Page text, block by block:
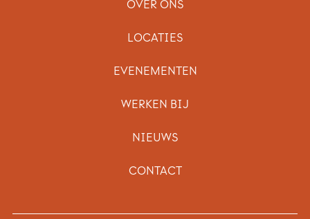
OVER ONS
LOCATIES
EVENEMENTEN
WERKEN BIJ
NIEUWS
CONTACT